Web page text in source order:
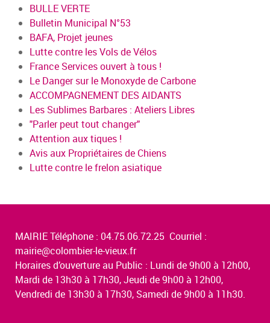
BULLE VERTE
Bulletin Municipal N°53
BAFA, Projet jeunes
Lutte contre les Vols de Vélos
France Services ouvert à tous !
Le Danger sur le Monoxyde de Carbone
ACCOMPAGNEMENT DES AIDANTS
Les Sublimes Barbares : Ateliers Libres
"Parler peut tout changer"
Attention aux tiques !
Avis aux Propriétaires de Chiens
Lutte contre le frelon asiatique
MAIRIE Téléphone : 04.75.06.72.25 Courriel :
mairie@colombier-le-vieux.fr
Horaires d’ouverture au Public : Lundi de 9h00 à 12h00,
Mardi de 13h30 à 17h30, Jeudi de 9h00 à 12h00,
Vendredi de 13h30 à 17h30, Samedi de 9h00 à 11h30.